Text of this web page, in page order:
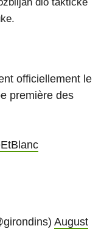
officiellement le
première des
August